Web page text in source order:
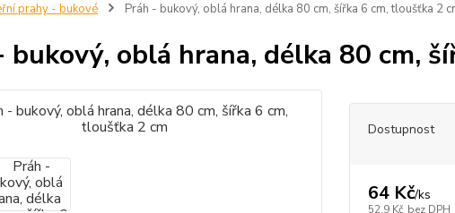
prahy - bukové Práh - bukový, oblá hrana, délka 80 cm, šířka 6 cm, tloušťka 2
bukový, oblá hrana, délka 80 cm,
Dostupnost
64 Kč/ks
52,9 Kč bez DPH